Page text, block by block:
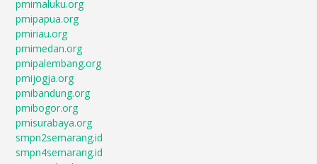
pmimaluku.org
pmipapua.org
pmiriau.org
pmimedan.org
pmipalembang.org
pmijogja.org
pmibandung.org
pmibogor.org
pmisurabaya.org
smpn2semarang.id
smpn4semarang.id